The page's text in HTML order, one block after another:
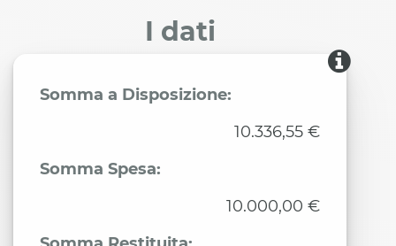
I dati
Somma a Disposizione:
10.336,55 €
Somma Spesa:
10.000,00 €